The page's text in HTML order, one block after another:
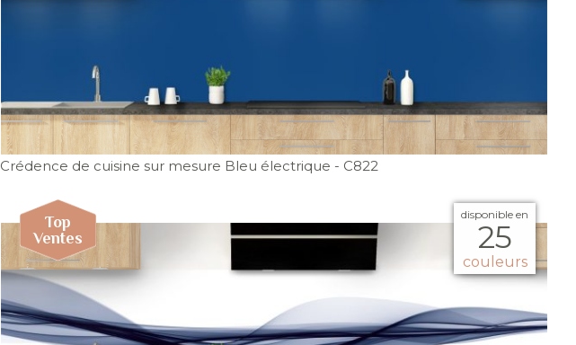
Crédence de cuisine sur mesure Bleu électrique - C822
disponible en
25
couleurs